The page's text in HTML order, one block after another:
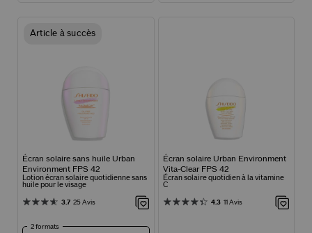
Article à succès
Écran solaire sans huile Urban
Environment FPS 42
Lotion écran solaire quotidienne sans
huile pour le visage
3.7 25 Avis
2 formats
Écran solaire Urban Environment
Vita-Clear FPS 42
Écran solaire quotidien à la vitamine
C
4.3 11 Avis